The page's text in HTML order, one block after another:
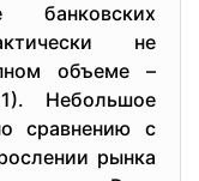
банковских
не
объеме –
Небольшое
сравнению с
рынка